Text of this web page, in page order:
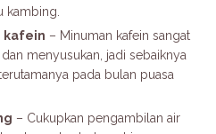
kambing.
kafein – Minuman kafein sangat
menyusukan, jadi sebaiknya
pada bulan puasa
– Cukupkan pengambilan air